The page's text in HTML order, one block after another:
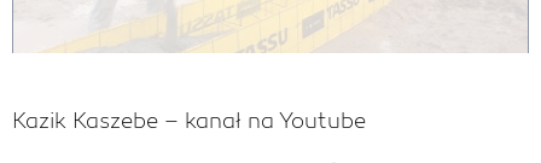
Kazik Kaszebe – kanał na Youtube